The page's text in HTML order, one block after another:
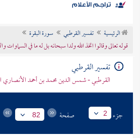
موضوعي
تراجم الأعلام
الرئيسية تفسير القرطبي
سورة البقرة
قوله تعالى وقالوا اتخذ الله ولدا سبحانه بل له ما في
تفسير القرطبي
القرطبي - شمس الدين محمد بن أحمد الأنصاري
جزء 2 صفحة 82